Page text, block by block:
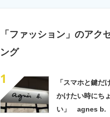
「ファッション」のアク
ング
1
「スマホと鍵だ
かけたい時にち
い」 agnes b.